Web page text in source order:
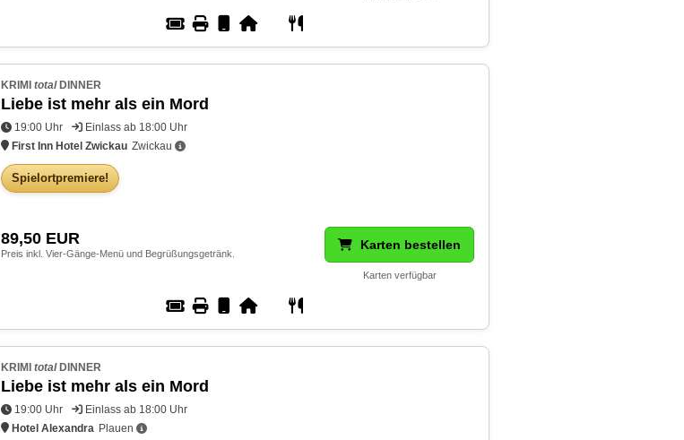
KRIMI totalDINNER
Liebe ist mehr als ein Mord
19:00 Uhr
Einlass ab 18:00 Uhr
First Inn Hotel Zwickau Zwickau
Spielortpremiere!
89,50 EUR
Preis inkl. Vier-Gänge-Menü und Begrüßungsgetränk.
Karten bestellen
Karten verfügbar
KRIMI totalDINNER
Liebe ist mehr als ein Mord
19:00 Uhr
Einlass ab 18:00 Uhr
Hotel Alexandra Plauen